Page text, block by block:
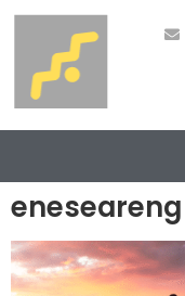
eneseareng